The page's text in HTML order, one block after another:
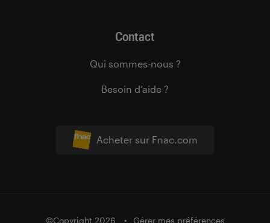
Acheter sur Fnac.com
Contact
Qui sommes-nous ?
Besoin d’aide ?
©Copyright 2026 Gérer mes préférences